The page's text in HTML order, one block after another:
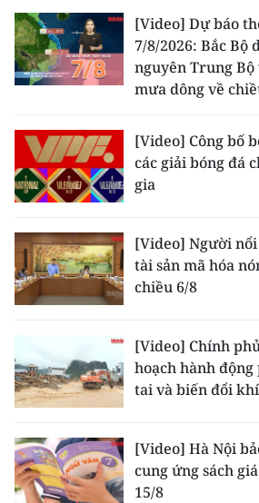
[Video] Dự báo
7/8/2026: Bắc Bộ
nguyên Trung
mưa dông về
[Video] Công bố
các giải bóng đá
gia
[Video] Người
tài sản mã hóa
chiều 6/8
[Video] Chính
hoạch hành
tai và biến đổi
[Video] Hà Nội
cung ứng sách
15/8